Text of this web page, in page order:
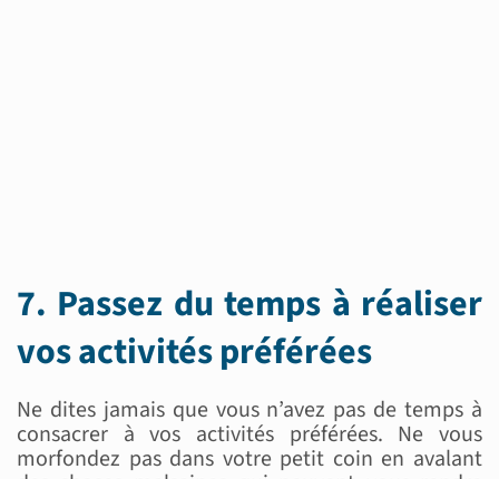
7. Passez du temps à réaliser
vos activités préférées
Ne dites jamais que vous n’avez pas de temps à
consacrer à vos activités préférées. Ne vous
morfondez pas dans votre petit coin en avalant